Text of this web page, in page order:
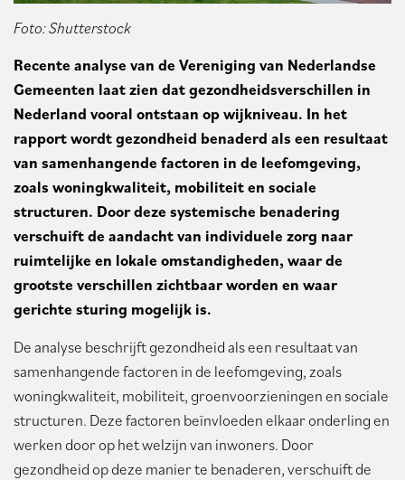
Foto: Shutterstock
Recente analyse van de Vereniging van Nederlandse
Gemeenten laat zien dat gezondheidsverschillen in
Nederland vooral ontstaan op wijkniveau. In het
rapport wordt gezondheid benaderd als een resultaat
van samenhangende factoren in de leefomgeving,
zoals woningkwaliteit, mobiliteit en sociale
structuren. Door deze systemische benadering
verschuift de aandacht van individuele zorg naar
ruimtelijke en lokale omstandigheden, waar de
grootste verschillen zichtbaar worden en waar
gerichte sturing mogelijk is.
De analyse beschrijft gezondheid als een resultaat van
samenhangende factoren in de leefomgeving, zoals
woningkwaliteit, mobiliteit, groenvoorzieningen en sociale
structuren. Deze factoren beïnvloeden elkaar onderling en
werken door op het welzijn van inwoners. Door
gezondheid op deze manier te benaderen, verschuift de